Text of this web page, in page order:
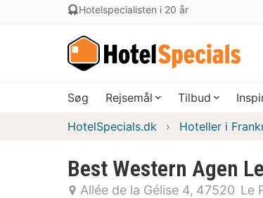
Hotelspecialisten i 20 år
Søg Rejsemål Tilbud
HotelSpecials.dk Hoteller i
Best Western Agen
Allée de la Gélise 4 47520 Le